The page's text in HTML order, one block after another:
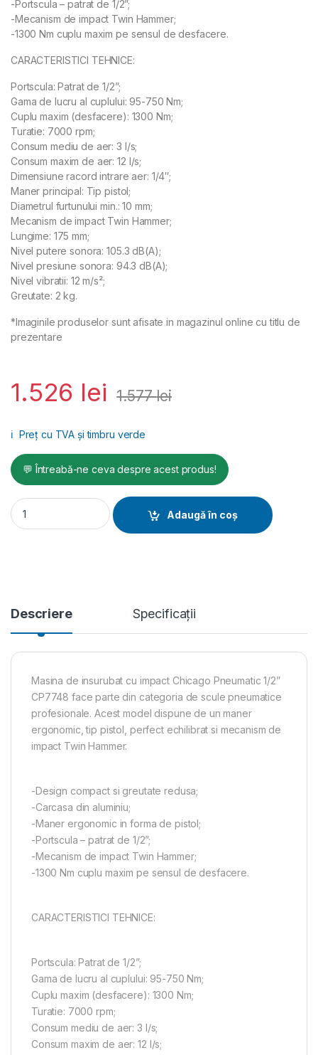
-Portscula – patrat de 1/2”;
-Mecanism de impact Twin Hammer;
-1300 Nm cuplu maxim pe sensul de desfacere.
CARACTERISTICI TEHNICE:
Portscula: Patrat de 1/2”;
Gama de lucru al cuplului: 95-750 Nm;
Cuplu maxim (desfacere): 1300 Nm;
Turatie: 7000 rpm;
Consum mediu de aer: 3 l/s;
Consum maxim de aer: 12 l/s;
Dimensiune racord intrare aer: 1/4″;
Maner principal: Tip pistol;
Diametrul furtunului min.: 10 mm;
Mecanism de impact Twin Hammer;
Lungime: 175 mm;
Nivel putere sonora: 105.3 dB(A);
Nivel presiune sonora: 94.3 dB(A);
Nivel vibratii: 12 m/s²;
Greutate: 2 kg.
*Imaginile produselor sunt afisate in magazinul online cu titlu de
prezentare
1.526 lei 1.577lei
ℹ️ Preț cu TVA și timbru verde
💬 Întreabă-ne ceva despre acest produs!
Mașină de înșurubat, CP7748 quantity
Adaugă în coș
Descriere Specificații
Masina de insurubat cu impact Chicago Pneumatic 1/2”
CP7748 face parte din categoria de scule pneumatice
profesionale. Acest model dispune de un maner
ergonomic, tip pistol, perfect echilibrat si mecanism de
impact Twin Hammer.
-Design compact si greutate redusa;
-Carcasa din aluminiu;
-Maner ergonomic in forma de pistol;
-Portscula – patrat de 1/2”;
-Mecanism de impact Twin Hammer;
-1300 Nm cuplu maxim pe sensul de desfacere.
CARACTERISTICI TEHNICE:
Portscula: Patrat de 1/2”;
Gama de lucru al cuplului: 95-750 Nm;
Cuplu maxim (desfacere): 1300 Nm;
Turatie: 7000 rpm;
Consum mediu de aer: 3 l/s;
Consum maxim de aer: 12 l/s;